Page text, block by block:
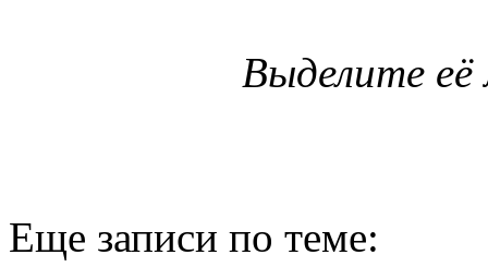
Выделите
Еще записи по теме: